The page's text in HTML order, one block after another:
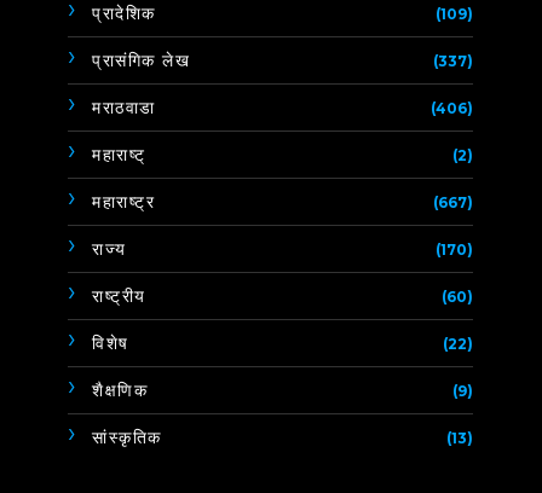
प्रादेशिक (109)
प्रासंगिक लेख (337)
मराठवाडा (406)
महाराष्ट् (2)
महाराष्ट्र (667)
राज्य (170)
राष्ट्रीय (60)
विशेष (22)
शैक्षणिक (9)
सांस्कृतिक (13)